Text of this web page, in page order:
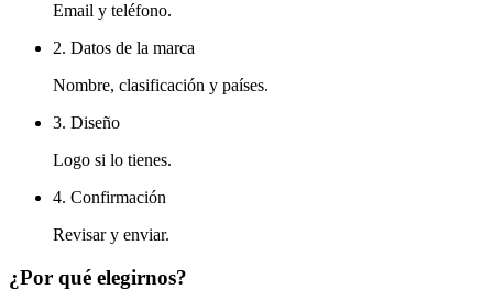
Email y teléfono.
2. Datos de la marca
Nombre, clasificación y países.
3. Diseño
Logo si lo tienes.
4. Confirmación
Revisar y enviar.
¿Por qué elegirnos?